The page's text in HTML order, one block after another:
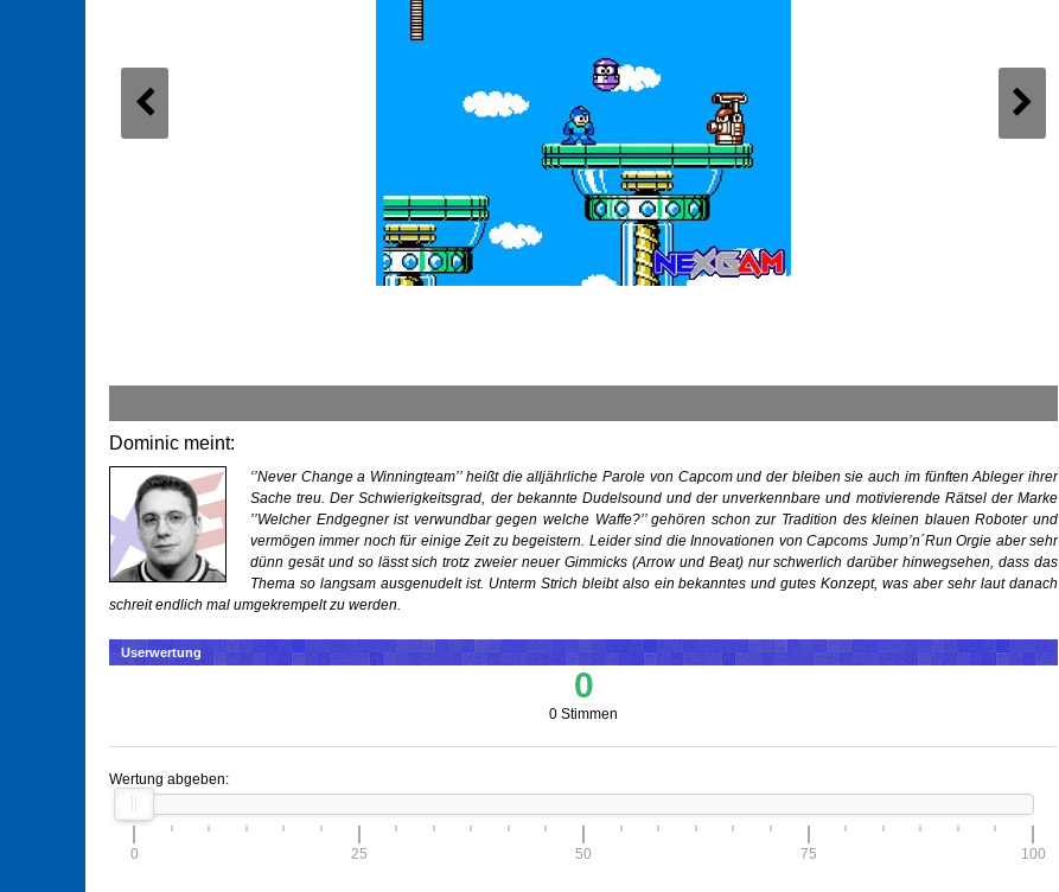
Dominic meint:
‘’Never Change a Winningteam’’ heißt die alljährliche Parole von Capcom und der bleiben sie auch im fünften Ableger ihrer
Sache treu. Der Schwierigkeitsgrad, der bekannte Dudelsound und der unverkennbare und motivierende Rätsel der Marke
’’Welcher Endgegner ist verwundbar gegen welche Waffe?’’ gehören schon zur Tradition des kleinen blauen Roboter und
vermögen immer noch für einige Zeit zu begeistern. Leider sind die Innovationen von Capcoms Jump’n´Run Orgie aber sehr
dünn gesät und so lässt sich trotz zweier neuer Gimmicks (Arrow und Beat) nur schwerlich darüber hinwegsehen, dass das
Thema so langsam ausgenudelt ist. Unterm Strich bleibt also ein bekanntes und gutes Konzept, was aber sehr laut danach
schreit endlich mal umgekrempelt zu werden.
Userwertung
0
0 Stimmen
Wertung abgeben:
0 25 50 75 100